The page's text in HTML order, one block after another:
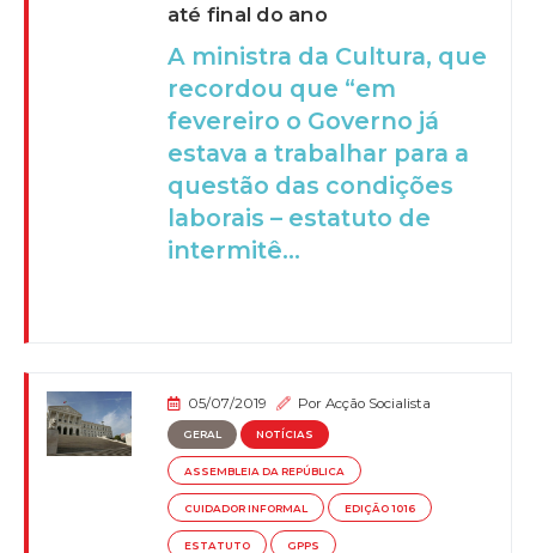
até final do ano
A ministra da Cultura, que
recordou que “em
fevereiro o Governo já
estava a trabalhar para a
questão das condições
laborais – estatuto de
intermitê...
05/07/2019 PorAcção Socialista
GERAL NOTÍCIAS
ASSEMBLEIA DA REPÚBLICA
CUIDADOR INFORMAL EDIÇÃO 1016
ESTATUTO GPPS